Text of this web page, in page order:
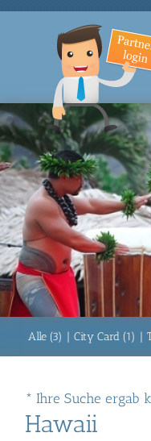
Alle (3) | City Card (1) |
* Ihre Suche ergab
Hawaii